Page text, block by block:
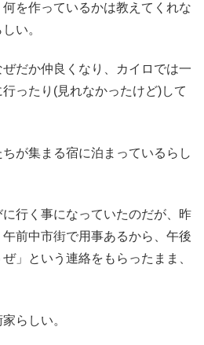
を作っているかは教えてくれな
い。
だか仲良くなり、カイロでは一
ったり(見れなかったけど)して
が集まる宿に泊まっているらし
行く事になっていたのだが、昨
前中市街で用事あるから、午後
」という連絡をもらったまま、
らしい。